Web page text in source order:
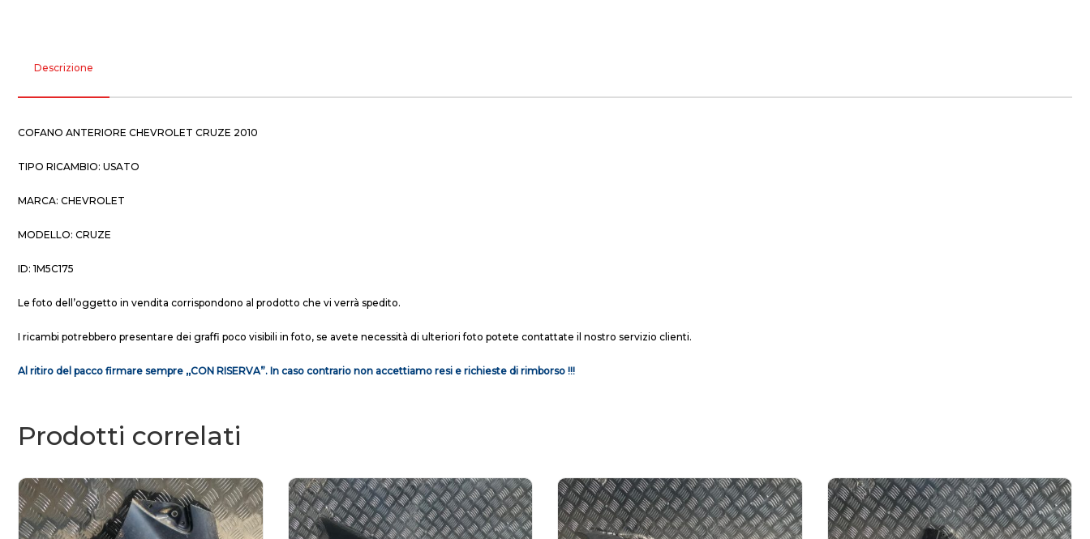
Descrizione
COFANO ANTERIORE CHEVROLET CRUZE 2010
TIPO RICAMBIO: USATO
MARCA: CHEVROLET
MODELLO: CRUZE
ID: 1M5C175
Le foto dell’oggetto in vendita corrispondono al prodotto che vi verrà spedito.
I ricambi potrebbero presentare dei graffi poco visibili in foto, se avete necessità di ulteriori foto potete contattate il nostro servizio clienti.
Al ritiro del pacco firmare sempre ,,CON RISERVA”. In caso contrario non accettiamo resi e richieste di rimborso !!!
Prodotti correlati